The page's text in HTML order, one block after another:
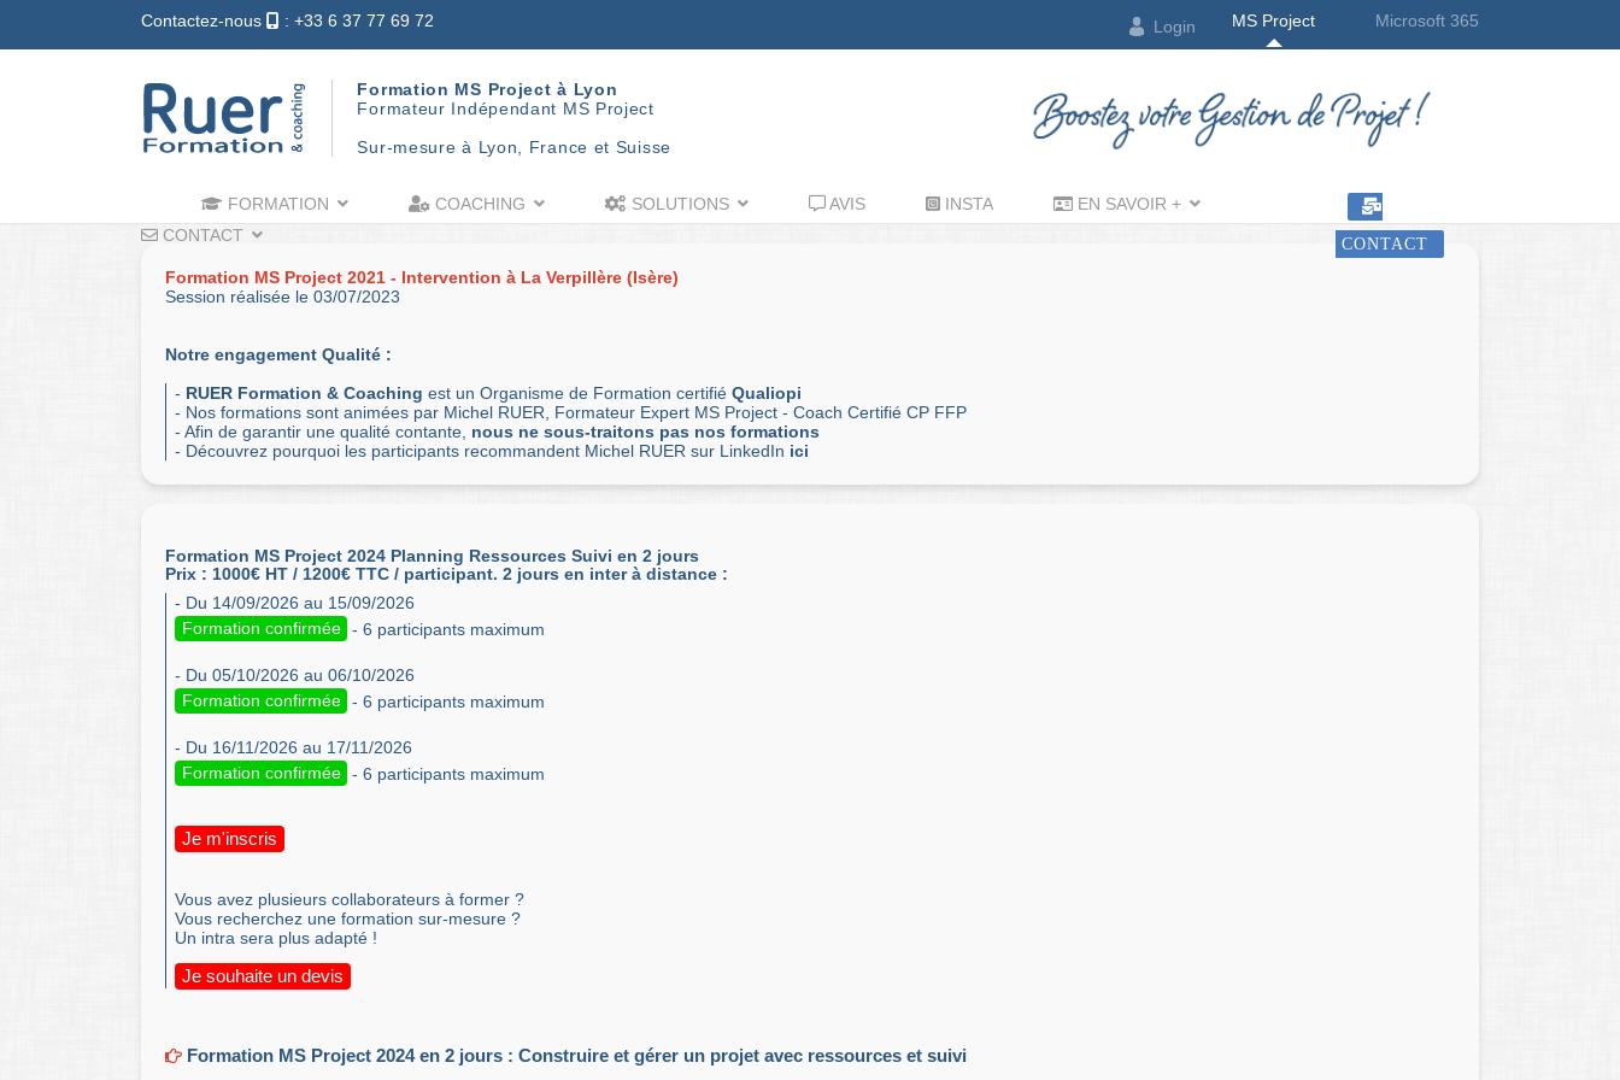
Contactez-nous : +33 6 37 77 69 72 Login MS Project Microsoft 365
Formation MS Project à Lyon
Formateur Indépendant MS Project
Sur-mesure à Lyon, France et Suisse
CONTACT
FORMATION COACHING SOLUTIONS AVIS INSTA
EN SAVOIR +
CONTACT
Formation MS Project 2021 - Intervention à La Verpillère (Isère)
Session réalisée le 03/07/2023
Notre engagement Qualité :
- RUER Formation & Coaching est un Organisme de Formation certifié Qualiopi
- Nos formations sont animées par Michel RUER, Formateur Expert MS Project - Coach Certifié CP FFP
- Afin de garantir une qualité contante, nous ne sous-traitons pas nos formations
- Découvrez pourquoi les participants recommandent Michel RUER sur LinkedIn ici
Formation MS Project 2024 Planning Ressources Suivi en 2 jours
Prix : 1000€ HT / 1200€ TTC / participant. 2 jours en inter à distance :
- Du 14/09/2026 au 15/09/2026
Formation confirmée - 6 participants maximum
- Du 05/10/2026 au 06/10/2026
Formation confirmée - 6 participants maximum
- Du 16/11/2026 au 17/11/2026
Formation confirmée - 6 participants maximum
Je m'inscris
Vous avez plusieurs collaborateurs à former ?
Vous recherchez une formation sur-mesure ?
Un intra sera plus adapté !
Je souhaite un devis
Formation MS Project 2024 en 2 jours : Construire et gérer un projet avec ressources et suivi